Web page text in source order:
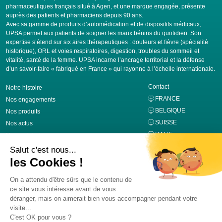
pharmaceutiques français situé à Agen, et une marque engagée, présente
auprès des patients et pharmaciens depuis 90 ans.
Avec sa gamme de produits d’automédication et de dispositifs médicaux,
UPSA permet aux patients de soigner les maux bénins du quotidien. Son
expertise s’étend sur six aires thérapeutiques : douleurs et fièvre (spécialité
historique), ORL et voies respiratoires, digestion, troubles du sommeil et
vitalité, santé de la femme. UPSA incarne l’ancrage territorial et la défense
d’un savoir-faire « fabriqué en France » qui rayonne à l’échelle internationale.
Notre histoire
Nos engagements
Nos produits
Nos actus
Nous rejoindre
Contact
FRANCE
BELGIQUE
SUISSE
ITALIE
Nous suivre sur Linkedin
Institut UPSA de la Douleur